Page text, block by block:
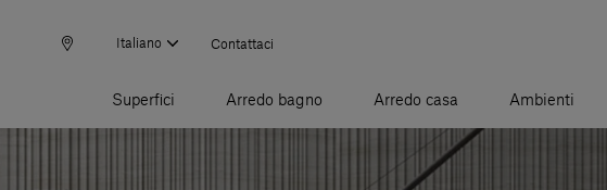
Italiano Contattaci
Superfici Arredo bagno Arredo casa Ambienti